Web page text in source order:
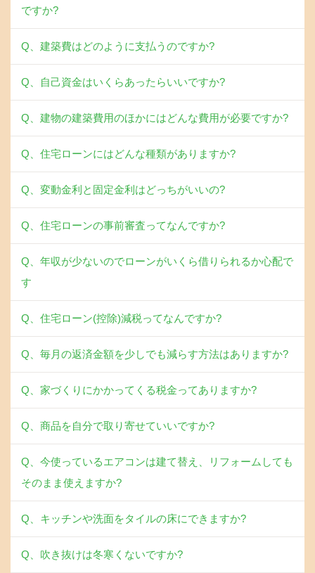
ですか?
Q、建築費はどのように支払うのですか?
Q、自己資金はいくらあったらいいですか?
Q、建物の建築費用のほかにはどんな費用が必要ですか?
Q、住宅ローンにはどんな種類がありますか?
Q、変動金利と固定金利はどっちがいいの?
Q、住宅ローンの事前審査ってなんですか?
Q、年収が少ないのでローンがいくら借りられるか心配で
す
Q、住宅ローン(控除)減税ってなんですか?
Q、毎月の返済金額を少しでも減らす方法はありますか?
Q、家づくりにかかってくる税金ってありますか?
Q、商品を自分で取り寄せていいですか?
Q、今使っているエアコンは建て替え、リフォームしても
そのまま使えますか?
Q、キッチンや洗面をタイルの床にできますか?
Q、吹き抜けは冬寒くないですか?